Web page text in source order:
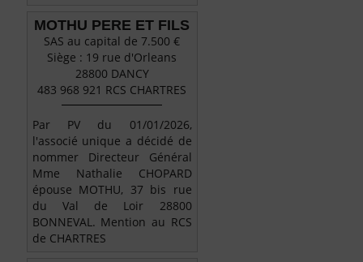
MOTHU PERE ET FILS
SAS au capital de 7.500 €
Siège : 19 rue d'Orleans
28800 DANCY
483 968 921 RCS CHARTRES
Par PV du 01/01/2026,
l'associé unique a décidé de
nommer Directeur Général
Mme Nathalie CHOPARD
épouse MOTHU, 37 bis rue
du Val de Loir 28800
BONNEVAL. Mention au RCS
de CHARTRES